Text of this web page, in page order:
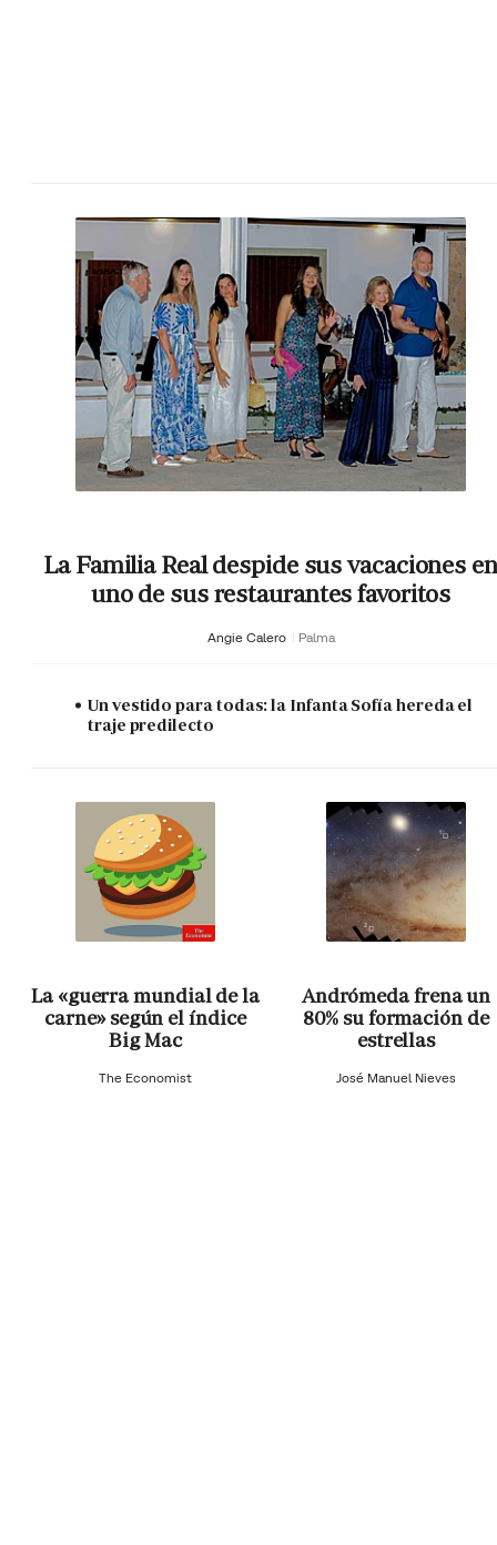
La Familia Real despide sus vacaciones en
uno de sus restaurantes favoritos
Angie Calero Palma
Un vestido para todas: la Infanta Sofía hereda el
traje predilecto
La «guerra mundial de la
carne» según el índice
Big Mac
The Economist
Andrómeda frena un
80% su formación de
estrellas
José Manuel Nieves